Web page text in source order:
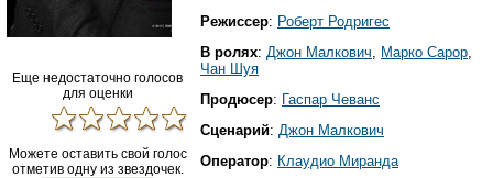
Еще недостаточно голосов
для оценки
Можете оставить свой голос
отметив одну из звездочек.
Режиссер: Роберт Родригес
В ролях: Джон Малкович Марко Сарор
Чан Шуя
Продюсер: Гаспар Чеванс
Сценарий: Джон Малкович
Оператор: Клаудио Миранда